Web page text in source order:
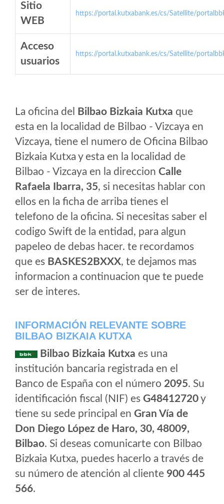
Sitio
WEB
https://portal.kutxabank.es/cs/Satellite/
Acceso
usuarios
https://portal.kutxabank.es/cs/Satellite/
La oficina del Bilbao Bizkaia Kutxa que
esta en la localidad de Bilbao - Vizcaya en
Vizcaya, tiene el numero de Oficina Bilbao
Bizkaia Kutxa y esta en la localidad de
Bilbao - Vizcaya en la direccion Calle
Rafaela Ibarra, 35, si necesitas hablar con
ellos en la ficha de arriba tienes el
telefono de la oficina. Si necesitas saber el
codigo Swift de la entidad, para algun
papeleo de debas hacer. te recordamos
que es BASKES2BXXX, te dejamos mas
informacion a continuacion que te puede
ser de interes.
INFORMACIÓN RELEVANTE SOBRE
BILBAO BIZKAIA KUTXA
Bilbao Bizkaia Kutxa es una
institución bancaria registrada en el
Banco de España con el número 2095. Su
identificación fiscal (NIF) es G48412720y
tiene su sede principal en Gran Vía de
Don Diego López de Haro, 30, 48009,
Bilbao. Si deseas comunicarte con Bilbao
Bizkaia Kutxa, puedes hacerlo a través de
su número de atención al cliente 900 445
566.